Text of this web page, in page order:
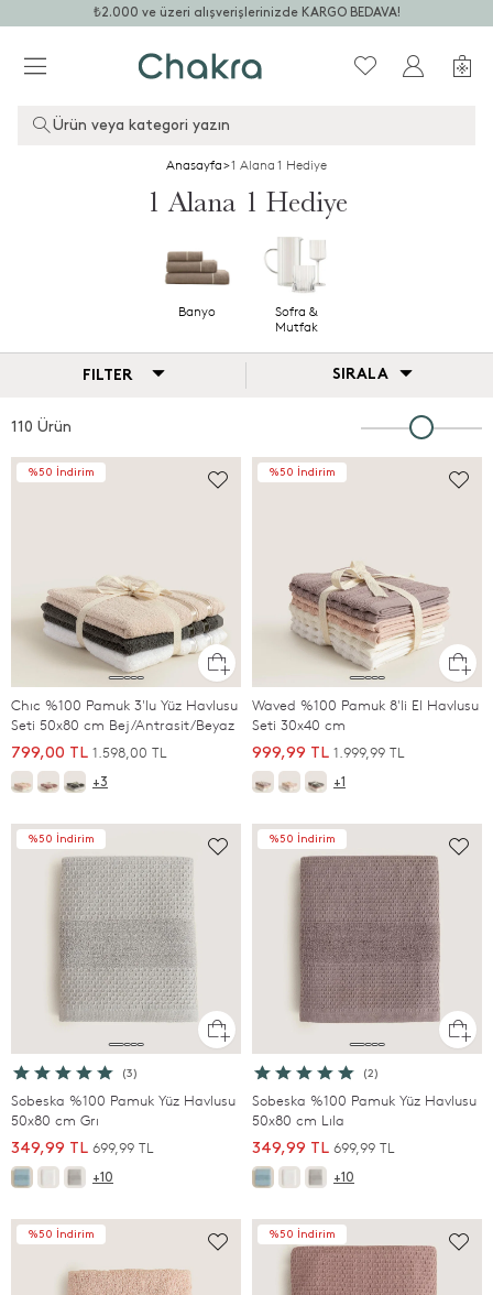
₺2.000 ve üzeri alışverişlerinizde KARGO BEDAVA!
Ürün veya kategori yazın
Anasayfa>1 Alana 1 Hediye
1 Alana 1 Hediye
Banyo
Sofra &
Mutfak
FILTER SIRALA
110 Ürün
%50 İndirim
Chıc %100 Pamuk 3'lu Yüz Havlusu
Seti 50x80 cm Bej/Antrasit/Beyaz
799,00 TL 1.598,00 TL
+3
%50 İndirim
Waved %100 Pamuk 8'li El Havlusu
Seti 30x40 cm
999,99 TL 1.999,99 TL
+1
%50 İndirim
(3)
Sobeska %100 Pamuk Yüz Havlusu
50x80 cm Grı
349,99 TL 699,99 TL
+10
%50 İndirim
(2)
Sobeska %100 Pamuk Yüz Havlusu
50x80 cm Lıla
349,99 TL 699,99 TL
+10
%50 İndirim %50 İndirim